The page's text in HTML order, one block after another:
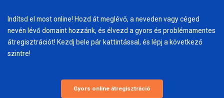
Indítsd el most online! Hozd át meglévő, a neveden vagy céged
nevén lévő domaint hozzánk, és élvezd a gyors és problémamentes
átregisztrációt! Kezdj bele pár kattintással, és lépj a következő
szintre!
Gyors online átregisztráció